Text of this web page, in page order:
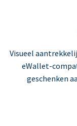
Visueel
eWallet-
geschenken